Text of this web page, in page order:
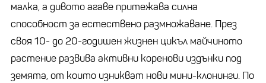
малка, а дивото агаве притежава силна
способност за естествено размножаване. През
своя 10- до 20-годишен жизнен цикъл майчиното
растение развива активни коренови издънки под
земята, от които изникват нови мини-клонинги. По